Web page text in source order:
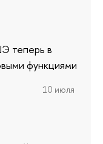
теперь в
функциями
10 июля